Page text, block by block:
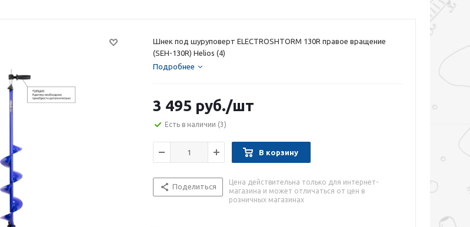
Шнек под шуруповерт ELECTROSHTORM 130R правое вращение
(SEH-130R) Helios (4)
Подробнее
3 495 руб./шт
Есть в наличии (3)
В корзину
Поделиться
Цена действительна только для интернет-
магазина и может отличаться от цен в
розничных магазинах